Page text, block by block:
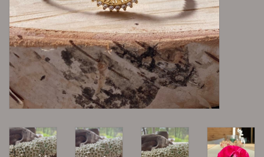
Armbänder
Tücher
individuell gravierbarer
Schmuck
Schmuck aus goldenem Gras